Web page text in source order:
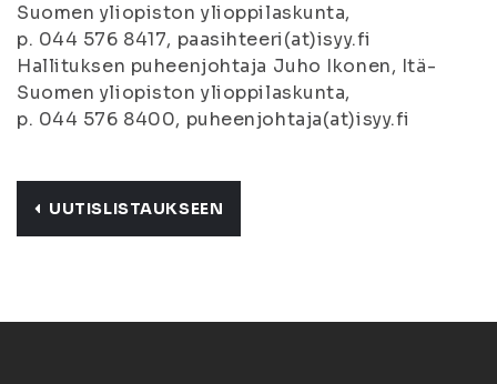
Suomen yliopiston ylioppilaskunta,
p. 044 576 8417, paasihteeri(at)isyy.fi
Hallituksen puheenjohtaja Juho Ikonen, Itä-
Suomen yliopiston ylioppilaskunta,
p. 044 576 8400, puheenjohtaja(at)isyy.fi
UUTISLISTAUKSEEN